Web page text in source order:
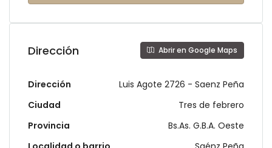
Dirección Abrir en Google Maps
Dirección
Luis Agote 2726 - Saenz Peña
Ciudad
Tres de febrero
Provincia
Bs.As. G.B.A. Oeste